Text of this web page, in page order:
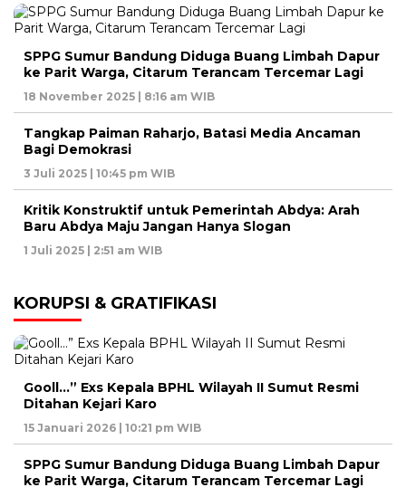
SPPG Sumur Bandung Diduga Buang Limbah Dapur
ke Parit Warga, Citarum Terancam Tercemar Lagi
18 November 2025 | 8:16 am WIB
Tangkap Paiman Raharjo, Batasi Media Ancaman
Bagi Demokrasi
3 Juli 2025 | 10:45 pm WIB
Kritik Konstruktif untuk Pemerintah Abdya: Arah
Baru Abdya Maju Jangan Hanya Slogan
1 Juli 2025 | 2:51 am WIB
KORUPSI & GRATIFIKASI
Gooll…” Exs Kepala BPHL Wilayah II Sumut Resmi
Ditahan Kejari Karo
15 Januari 2026 | 10:21 pm WIB
SPPG Sumur Bandung Diduga Buang Limbah Dapur
ke Parit Warga, Citarum Terancam Tercemar Lagi